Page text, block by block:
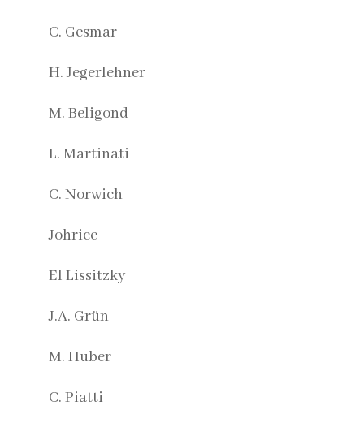
C. Gesmar
H. Jegerlehner
M. Beligond
L. Martinati
C. Norwich
Johrice
El Lissitzky
J.A. Grün
M. Huber
C. Piatti